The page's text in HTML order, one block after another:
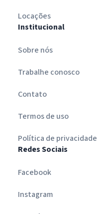
Locações
Institucional
Sobre nós
Trabalhe conosco
Contato
Termos de uso
Política de privacidade
Redes Sociais
Facebook
Instagram